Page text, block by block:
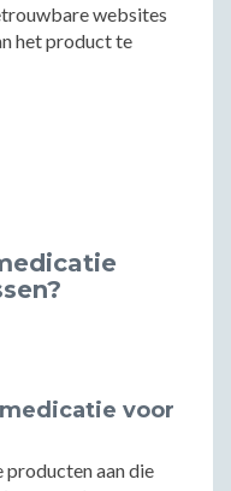
websites
het product te
voor
producten aan die